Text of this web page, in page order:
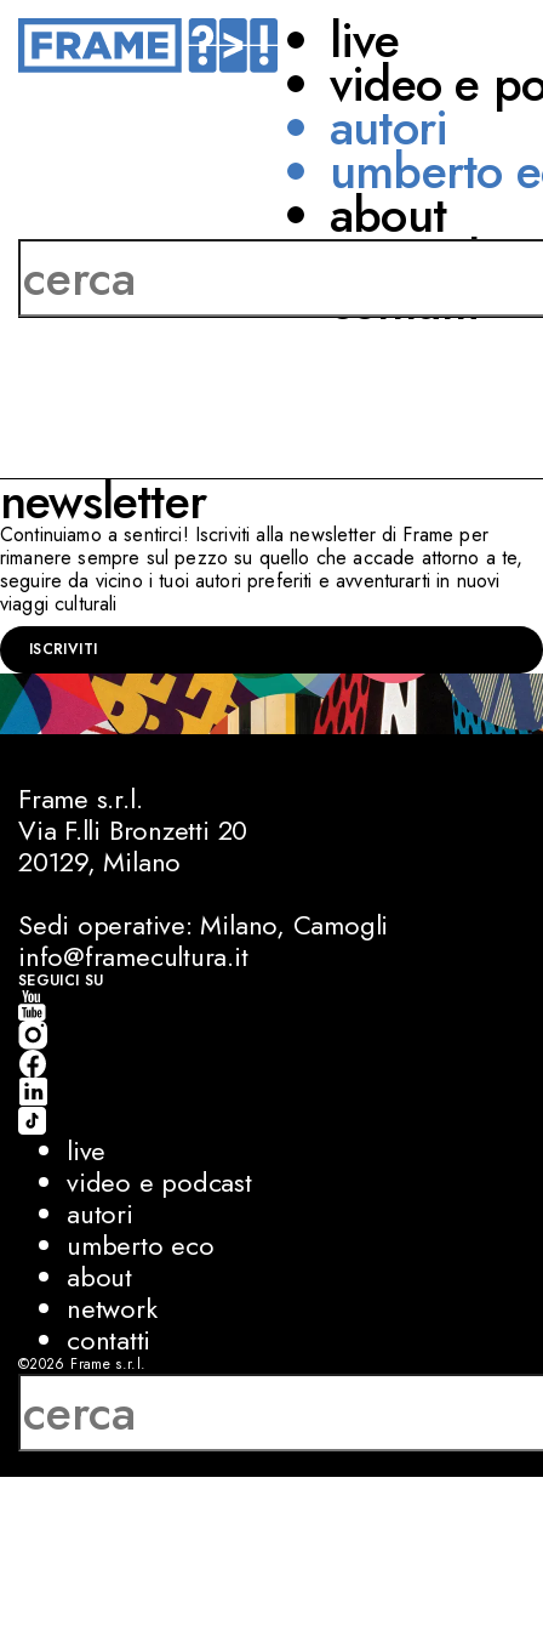
live
video e
autori
umberto
about
network
contatti
Giuseppe Recchi
newsletter
Continuiamo a sentirci! Iscriviti alla newsletter di Frame per
rimanere sempre sul pezzo su quello che accade attorno a te,
seguire da vicino i tuoi autori preferiti e avventurarti in nuovi
viaggi culturali
ISCRIVITI
Frame s.r.l.
Via F.lli Bronzetti 20
20129, Milano
Sedi operative: Milano, Camogli
info@framecultura.it
SEGUICI SU
live
video e podcast
autori
umberto eco
about
network
contatti
©2026 Frame s.r.l.
P.IVA 08927250962
sviluppo:Luca Bunino